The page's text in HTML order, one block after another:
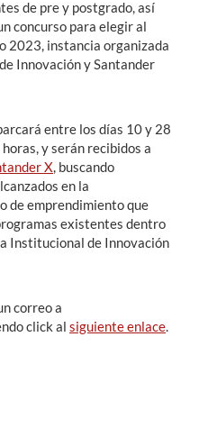
de pre y postgrado, así
concurso para elegir al
2023, instancia organizada
Innovación y Santander
entre los días 10 y 28
y serán recibidos a
X , buscando
en la
de emprendimiento que
existentes dentro
Institucional de Innovación
correo a
click al siguiente enlace